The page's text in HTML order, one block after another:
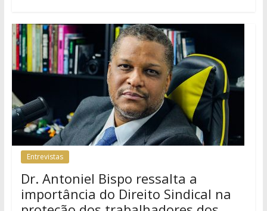
Entrevistas
Dr. Antoniel Bispo ressalta a
importância do Direito Sindical na